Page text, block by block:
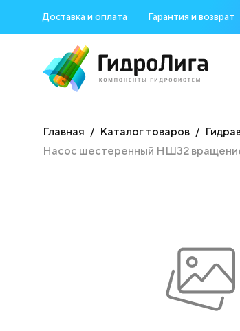
Доставка и оплата Гарантия и возврат
Главная Каталог товаров
Насос шестеренный НШ32